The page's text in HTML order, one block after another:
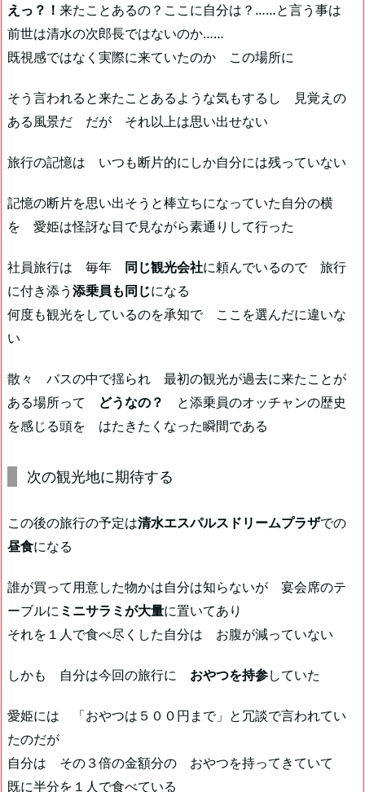
えっ？！ 来たことあるの？ここに自分は？……と言う事は
前世は清水の次郎長ではないのか……
既視感ではなく実際に来ていたのか この場所に
そう言われると来たことあるような気もするし 見覚えの
ある風景だ だが それ以上は思い出せない
旅行の記憶は いつも断片的にしか自分には残っていない
記憶の断片を思い出そうと棒立ちになっていた自分の横
を 愛姫は怪訝な目で見ながら素通りして行った
社員旅行は 毎年 同じ観光会社に頼んでいるので 旅行
に付き添う添乗員も同じになる
何度も観光をしているのを承知で ここを選んだに違いな
い
散々 バスの中で揺られ 最初の観光が過去に来たことが
ある場所って どうなの？
と添乗員のオッチャンの歴史
を感じる頭を はたきたくなった瞬間である
次の観光地に期待する
この後の旅行の予定は清水エスパルスドリームプラザでの
昼食になる
誰が買って用意した物かは自分は知らないが 宴会席のテ
ーブルにミニサラミが大量に置いてあり
それを１人で食べ尽くした自分は お腹が減っていない
しかも 自分は今回の旅行に おやつを持参していた
愛姫には 「おやつは５００円まで」と冗談で言われてい
たのだが
自分は その３倍の金額分の おやつを持ってきていて
既に半分を１人で食べている